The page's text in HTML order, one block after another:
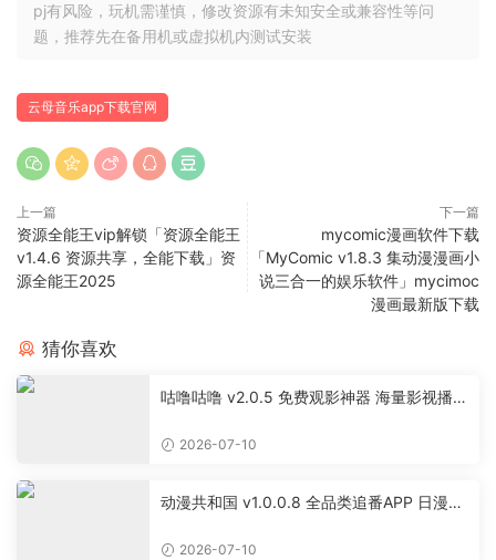
pj有风险，玩机需谨慎，修改资源有未知安全或兼容性等问
题，推荐先在备用机或虚拟机内测试安装
云母音乐app下载官网
上一篇
资源全能王vip解锁「资源全能王
v1.4.6 资源共享，全能下载」资
源全能王2025
下一篇
mycomic漫画软件下载
「MyComic v1.8.3 集动漫漫画小
说三合一的娱乐软件」mycimoc
漫画最新版下载
猜你喜欢
咕噜咕噜 v2.0.5 免费观影神器 海量影视播放
2026-07-10
动漫共和国 v1.0.0.8 全品类追番APP 日漫国
2026-07-10